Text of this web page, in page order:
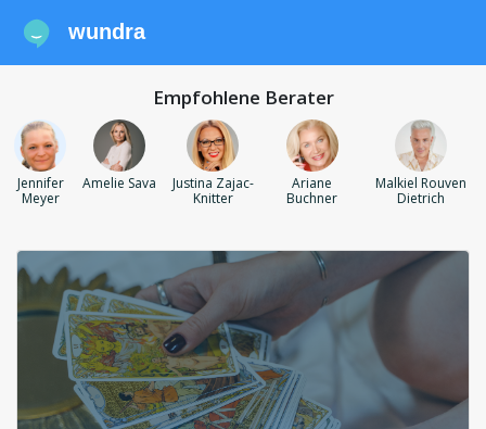
wundra
Empfohlene Berater
Jennifer
Meyer
Amelie Sava
Justina Zajac-
Knitter
Ariane
Buchner
Malkiel Rouven
Dietrich